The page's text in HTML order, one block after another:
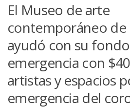
El Museo de arte
contemporáneo de
ayudó con su
emergencia con
artistas y espacios
emergencia del